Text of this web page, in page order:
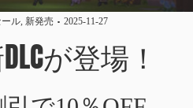
ル, 新発売 2025-11-27
が登場！